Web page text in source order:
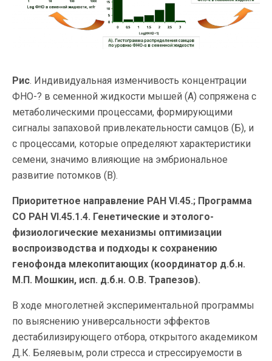
Рис. Индивидуальная изменчивость концентрации
ФНО-? в семенной жидкости мышей (А) сопряжена с
метаболическими процессами, формирующими
сигналы запаховой привлекательности самцов (Б), и
с процессами, которые определяют характеристики
семени, значимо влияющие на эмбриональное
развитие потомков (В).
Приоритетное направление РАН VI.45.; Программа
СО РАН VI.45.1.4. Генетические и этолого-
физиологические механизмы оптимизации
воспроизводства и подходы к сохранению
генофонда млекопитающих (координатор д.б.н.
М.П. Мошкин, исп. д.б.н. О.В. Трапезов).
В ходе многолетней экспериментальной программы
по выяснению универсальности эффектов
дестабилизирующего отбора, открытого академиком
Д.К. Беляевым, роли стресса и стрессируемости в